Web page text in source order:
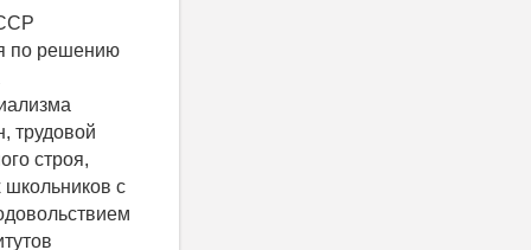
(вперед деньги - потом возможное решение). Изложенные доводы и обострение той же самой проблемы на 22.02.2017 г. в мировом сообществе позволяют утверждать, что цели Указа могут быть достигнуты только при том условии, что в основу программы, т.е. новой АНТП, будут положены добытые наукой знания, на основе которых: -- будут установлены причины тяжелого состояния сельского хозяйства, -- будет вскрыта сущность причин, -- будут предл